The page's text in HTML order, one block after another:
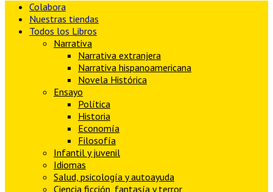
Colabora
Nuestras tiendas
Todos los Libros
Narrativa
Narrativa extranjera
Narrativa hispanoamericana
Novela Histórica
Ensayo
Política
Historia
Economía
Filosofía
Infantil y juvenil
Idiomas
Salud, psicología y autoayuda
Ciencia ficción, fantasía y terror